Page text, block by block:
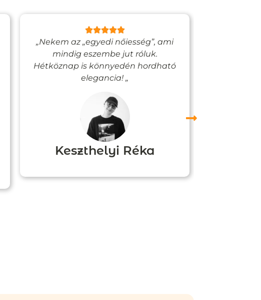
„Nekem az „egyedi nőiesség”, ami
mindig eszembe jut róluk.
Hétköznap is könnyedén hordható
elegancia! „
Keszthelyi Réka